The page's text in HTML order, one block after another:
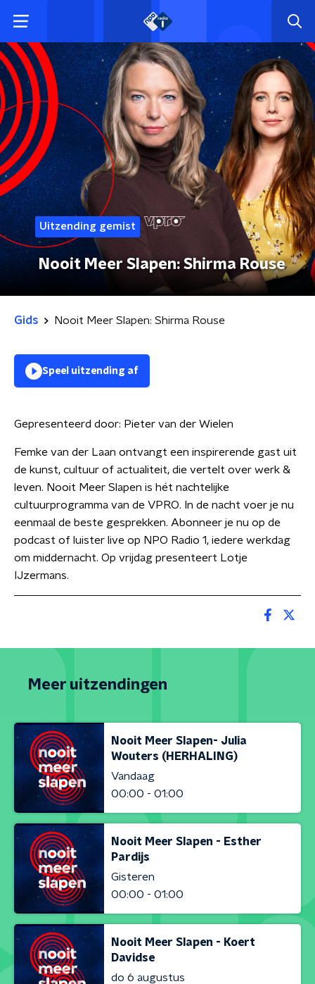
Uitzending gemist
Nooit Meer Slapen: Shirma Rouse
Gids Nooit Meer Slapen: Shirma Rouse
Speel uitzending af
Gepresenteerd door: Pieter van der Wielen
Femke van der Laan ontvangt een inspirerende gast uit
de kunst, cultuur of actualiteit, die vertelt over werk &
leven. Nooit Meer Slapen is hét nachtelijke
cultuurprogramma van de VPRO. In de nacht voer je nu
eenmaal de beste gesprekken. Abonneer je nu op de
podcast of luister live op NPO Radio 1, iedere werkdag
om middernacht. Op vrijdag presenteert Lotje
IJzermans.
Meer uitzendingen
Nooit Meer Slapen- Julia
Wouters (HERHALING)
Vandaag
00:00 - 01:00
Nooit Meer Slapen - Esther
Pardijs
Gisteren
00:00 - 01:00
Nooit Meer Slapen - Koert
Davidse
do 6 augustus